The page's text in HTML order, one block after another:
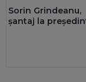
Sorin Grindeanu,
șantaj la